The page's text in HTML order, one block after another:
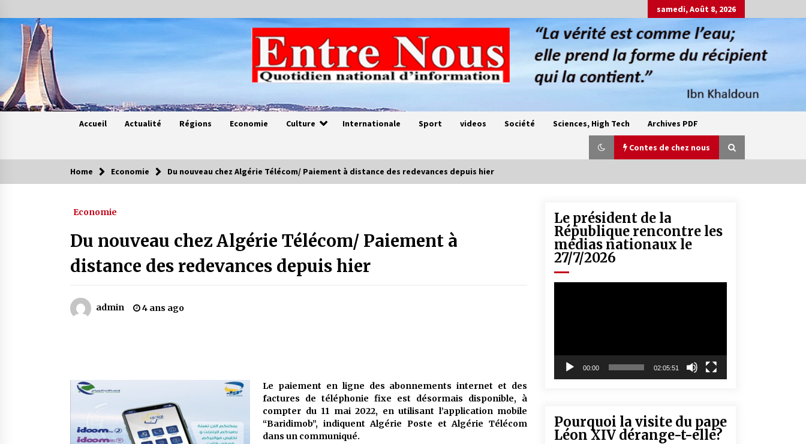
to
content
samedi, Août 8, 2026
Accueil Actualité Régions Economie Culture Internationale Sport videos Société Sciences, High Tech Archives PDF
Contes de chez nous
Contes de chez nous
4 ans ago
Oum el Gaïla / L’ogresse du M’zab
4 ans ago
Mythes et croyances / L’hospitalité
5 ans ago
Un conte targui/ Quand la tête est
5 ans ago
contes et à quoi servent-ils?
5 ans ago
Home Economie Du nouveau chez Algérie Télécom/ Paiement à distance des redevances depuis hier
Economie
Du nouveau chez Algérie Télécom/ Paiement à
distance des redevances depuis hier
admin 4 ans ago
Le paiement en ligne des abonnements internet et des
factures de téléphonie fixe est désormais disponible, à
compter du 11 mai 2022, en utilisant l’application mobile
“Baridimob”, indiquent Algérie Poste et Algérie Télécom
dans un communiqué.
Le président de la
République rencontre les
médias nationaux le
27/7/2026
00:00 02:05:51
Pourquoi la visite du pape
Léon XIV dérange-t-elle?